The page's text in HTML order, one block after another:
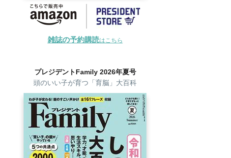
雑誌の予約購読はこちら
プレジデントFamily 2026年夏号
頭のいい子が育つ「育脳」大百科